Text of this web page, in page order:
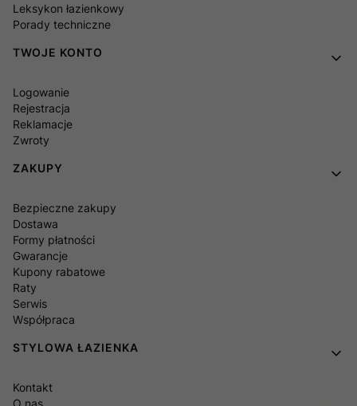
Leksykon łazienkowy
Porady techniczne
TWOJE KONTO
Logowanie
Rejestracja
Reklamacje
Zwroty
ZAKUPY
Bezpieczne zakupy
Dostawa
Formy płatności
Gwarancje
Kupony rabatowe
Raty
Serwis
Współpraca
STYLOWA ŁAZIENKA
Kontakt
O nas